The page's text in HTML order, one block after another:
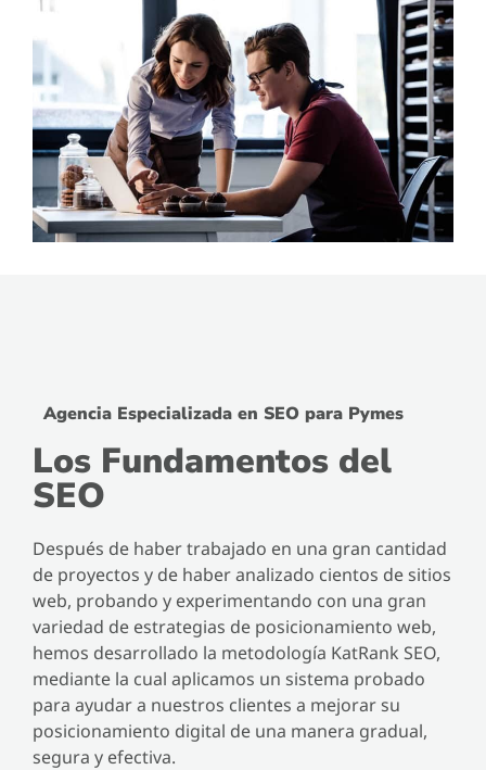
Agencia Especializada en SEO para Pymes
Los Fundamentos del
SEO
Después de haber trabajado en una gran cantidad
de proyectos y de haber analizado cientos de sitios
web, probando y experimentando con una gran
variedad de estrategias de posicionamiento web,
hemos desarrollado la metodología KatRank SEO,
mediante la cual aplicamos un sistema probado
para ayudar a nuestros clientes a mejorar su
posicionamiento digital de una manera gradual,
segura y efectiva.